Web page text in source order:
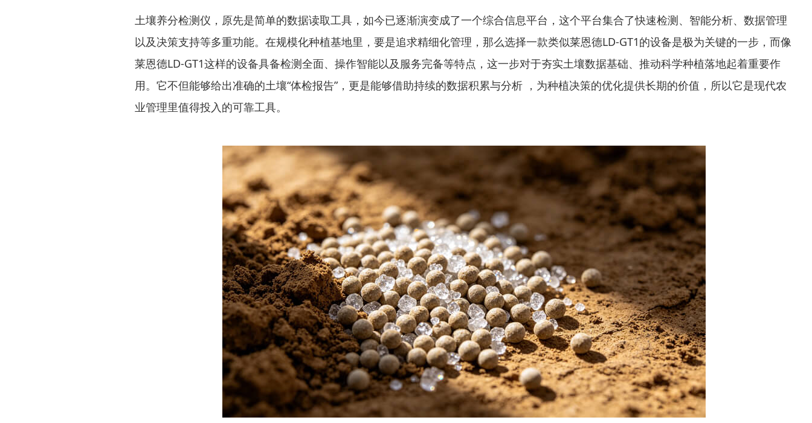
土壤养分检测仪，原先是简单的数据读取工具，如今已逐渐演变成了一个综合信息平台，这个平台集合了快速检测、智能分析、数据管理
以及决策支持等多重功能。在规模化种植基地里，要是追求精细化管理，那么选择一款类似莱恩德LD-GT1的设备是极为关键的一步，而像
莱恩德LD-GT1这样的设备具备检测全面、操作智能以及服务完备等特点，这一步对于夯实土壤数据基础、推动科学种植落地起着重要作
用。它不但能够给出准确的土壤“体检报告”，更是能够借助持续的数据积累与分析 ，为种植决策的优化提供长期的价值，所以它是现代农
业管理里值得投入的可靠工具。